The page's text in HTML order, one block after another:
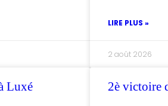
LIRE PLUS »
2 août 2026
Luxé 2è victoire